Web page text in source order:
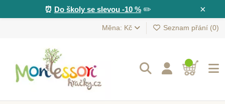
×
⏰ Do školy se slevou -10 %✏️
Měna: Kč Seznam přání (0)